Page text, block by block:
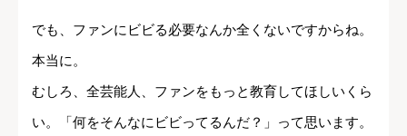
でも、ファンにビビる必要なんか全くないですからね。
本当に。
むしろ、全芸能人、ファンをもっと教育してほしいくら
い。「何をそんなにビビってるんだ？」って思います。